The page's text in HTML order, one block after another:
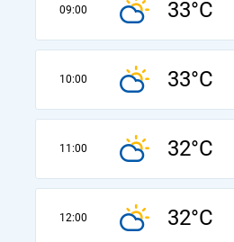
09:00 33°C
10:00 33°C
11:00 32°C
12:00 32°C